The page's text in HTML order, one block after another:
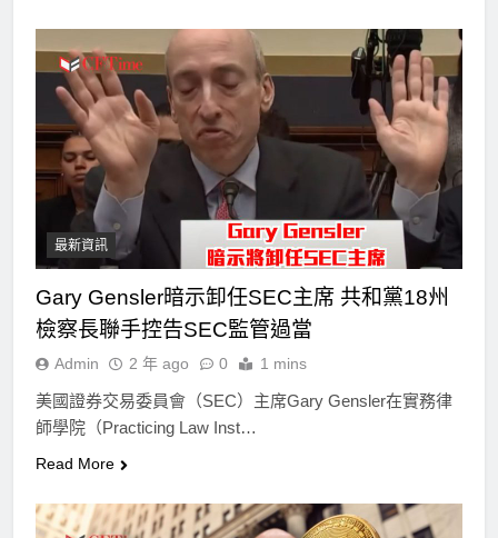
最新資訊
Gary Gensler暗示卸任SEC主席 共和黨18州
檢察長聯手控告SEC監管過當
Admin 2 年 ago 0 1 mins
美國證券交易委員會（SEC）主席Gary Gensler在實務律
師學院（Practicing Law Inst…
Read More